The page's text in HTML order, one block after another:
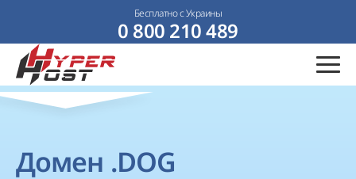
Бесплатно с Украины
0 800 210 489
Домен .DOG